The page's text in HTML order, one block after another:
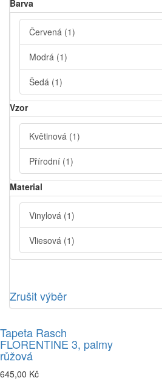
Barva
Červená (1)
Modrá (1)
Šedá (1)
Vzor
Květinová (1)
Přírodní (1)
Material
Vinylová (1)
Vliesová (1)
Zrušit výběr
Tapeta Rasch
FLORENTINE 3, palmy
růžová
645,00 Kč